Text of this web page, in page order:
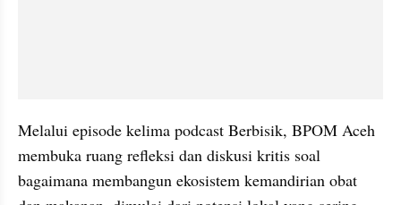
Melalui episode kelima podcast Berbisik, BPOM Aceh
membuka ruang refleksi dan diskusi kritis soal
bagaimana membangun ekosistem kemandirian obat